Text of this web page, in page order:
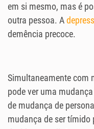
em si mesmo, mas é
outra pessoa. A
demência precoce.
Simultaneamente com
pode ver uma
de mudança de
mudança de ser tímido